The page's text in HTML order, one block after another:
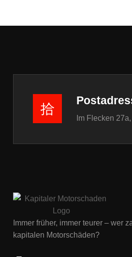
Im Flecken
Immer früher, immer teurer – wer
kapitalen Motorschäden?